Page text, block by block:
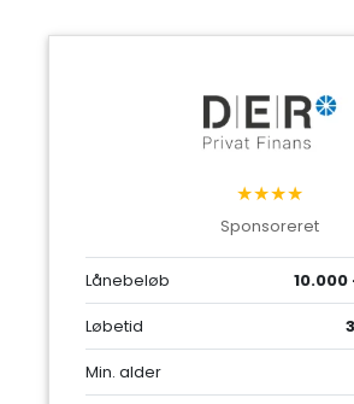
★★★★
Sponsoreret
Lånebeløb
Løbetid
Min. alder